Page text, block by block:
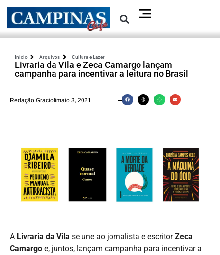
Inicio Arquivos Cultura e Lazer
Livraria da Vila e Zeca Camargo lançam
campanha para incentivar a leitura no Brasil
Redação Graciolimaio 3, 2021
A Livraria da Vila se une ao jornalista e escritorZeca
Camargo e, juntos, lançam campanha para incentivar a